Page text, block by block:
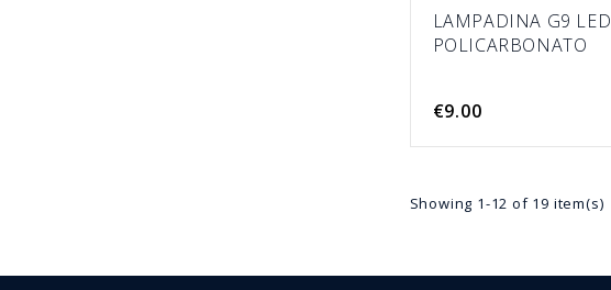
LAMPADINA G9 LED
POLICARBONATO
€9.00
Showing 1-12 of 19 item(s)